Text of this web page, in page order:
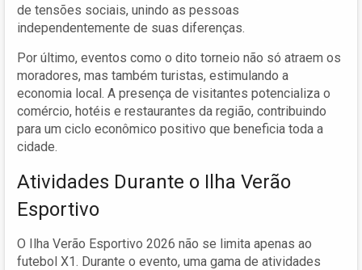
de tensões sociais, unindo as pessoas
independentemente de suas diferenças.
Por último, eventos como o dito torneio não só atraem os
moradores, mas também turistas, estimulando a
economia local. A presença de visitantes potencializa o
comércio, hotéis e restaurantes da região, contribuindo
para um ciclo econômico positivo que beneficia toda a
cidade.
Atividades Durante o Ilha Verão
Esportivo
O Ilha Verão Esportivo 2026 não se limita apenas ao
futebol X1. Durante o evento, uma gama de atividades